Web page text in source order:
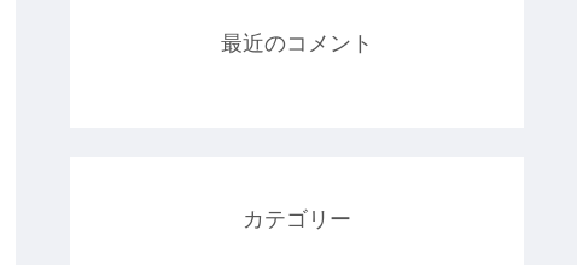
最近のコメント
カテゴリー